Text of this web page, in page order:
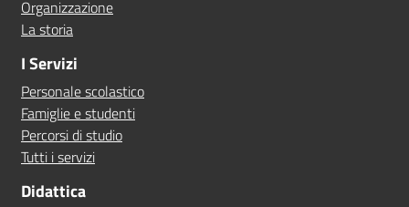
Organizzazione
La storia
I Servizi
Personale scolastico
Famiglie e studenti
Percorsi di studio
Tutti i servizi
Didattica